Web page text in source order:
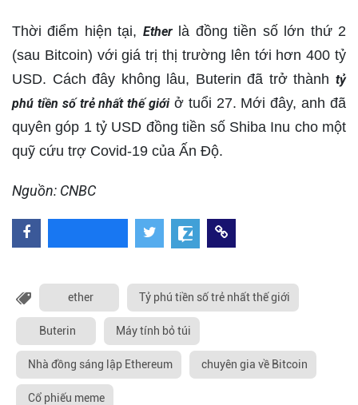
Thời điểm hiện tại, Etherlà đồng tiền số lớn thứ 2
(sau Bitcoin) với giá trị thị trường lên tới hơn 400 tỷ
USD. Cách đây không lâu, Buterin đã trở thành tỷ
phú tiền số trẻ nhất thế giớiở tuổi 27. Mới đây, anh đã
quyên góp 1 tỷ USD đồng tiền số Shiba Inu cho một
quỹ cứu trợ Covid-19 của Ấn Độ.
Nguồn: CNBC
ether Tỷ phú tiền số trẻ nhất thế giới
Buterin Máy tính bỏ túi
Nhà đồng sáng lập Ethereum chuyên gia về Bitcoin
Cổ phiếu meme